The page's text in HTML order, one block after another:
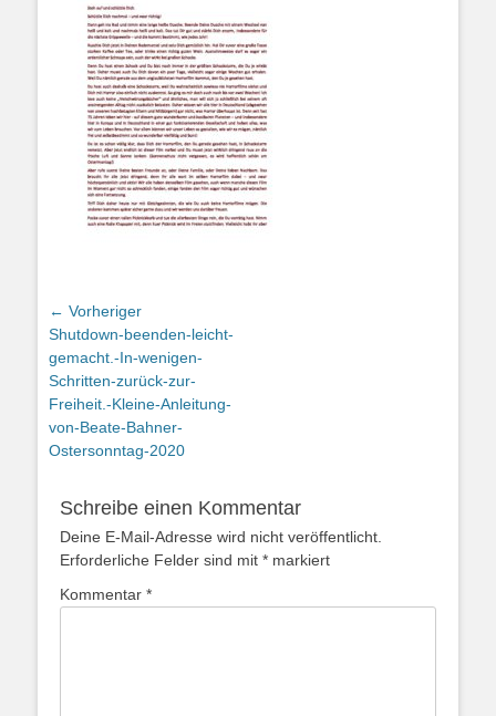
Beitragsnavigation
← Vorheriger
Vorheriger
Beitrag:
Shutdown-beenden-leicht-
gemacht.-In-wenigen-
Schritten-zurück-zur-
Freiheit.-Kleine-Anleitung-
von-Beate-Bahner-
Ostersonntag-2020
Schreibe einen Kommentar
Deine E-Mail-Adresse wird nicht veröffentlicht.
Erforderliche Felder sind mit * markiert
Kommentar *